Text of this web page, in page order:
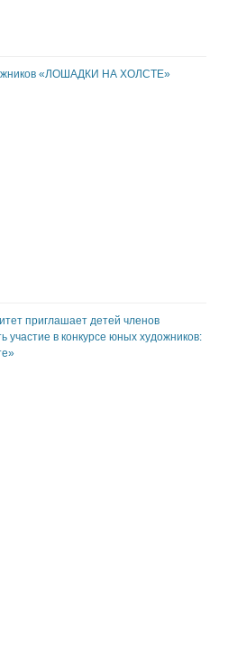
«ЛОШАДКИ НА ХОЛСТЕ»
приглашает детей членов
участие в конкурсе юных художников: